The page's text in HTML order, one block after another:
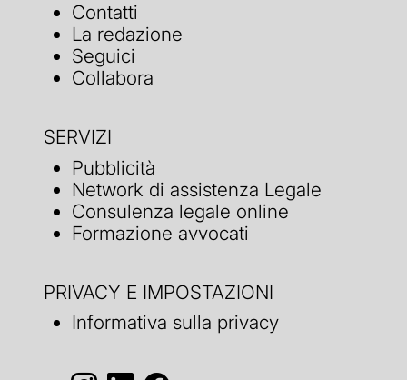
Contatti
La redazione
Seguici
Collabora
SERVIZI
Pubblicità
Network di assistenza Legale
Consulenza legale online
Formazione avvocati
PRIVACY E IMPOSTAZIONI
Informativa sulla privacy